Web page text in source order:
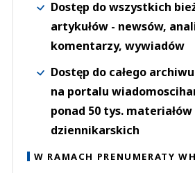
Dostęp do wszystkich
artykułów - newsów,
komentarzy, wywiadów
Dostęp do całego
na portalu
ponad 50 tys. materiałów
dziennikarskich
W RAMACH PRENUMERATY